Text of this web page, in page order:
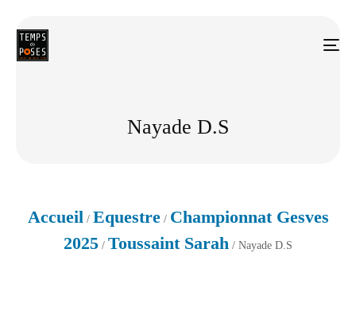
Nayade D.S
Accueil / Equestre/ Championnat Gesves
2025 / Toussaint Sarah / Nayade D.S